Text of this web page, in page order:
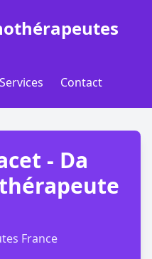
Services Contact
- Da
France